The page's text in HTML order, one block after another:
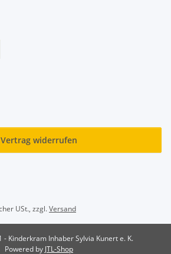
Vertrag widerrufen
USt., zzgl.Versand
Kinderkram Inhaber Sylvia Kunert e. K.
Powered by JTL-Shop